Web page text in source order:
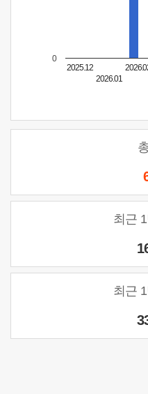
2025.12
2026.01
0
최근
최근